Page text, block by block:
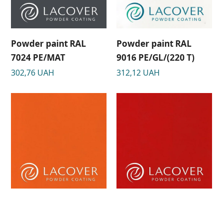
Powder paint RAL
7024 PE/MAT
302,76 UAH
Powder paint RAL
9016 РЕ/GL/(220 Т)
312,12 UAH